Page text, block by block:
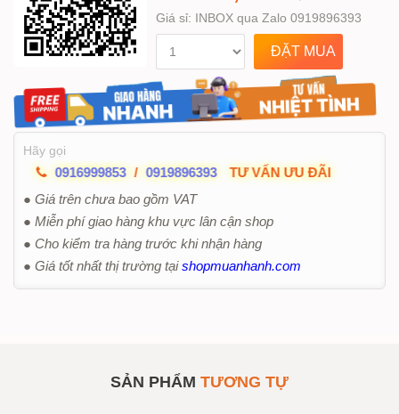
Giá sỉ: INBOX qua Zalo 0919896393
Hãy gọi
0916999853 / 0919896393
TƯ VẤN ƯU ĐÃI
● Giá trên chưa bao gồm VAT
● Miễn phí giao hàng khu vực lân cận shop
● Cho kiểm tra hàng trước khi nhận hàng
● Giá tốt nhất thị trường tạishopmuanhanh.com
SẢN PHẨM TƯƠNG TỰ